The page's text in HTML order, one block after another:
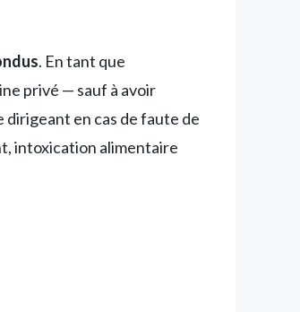
. En tant que
privé — sauf à avoir
dirigeant en cas de faute de
intoxication alimentaire